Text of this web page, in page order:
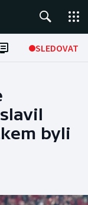
SLEDOVAT
byli